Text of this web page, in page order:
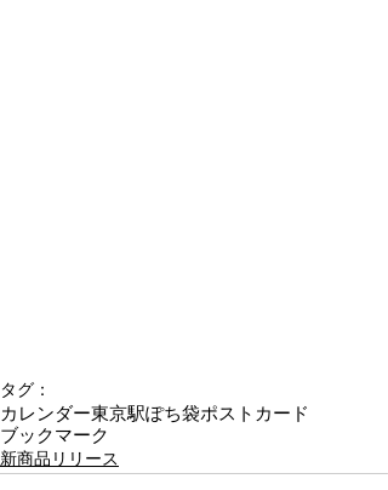
タグ：
カレンダー東京駅ぽち袋ポストカード
ブックマーク
新商品リリース